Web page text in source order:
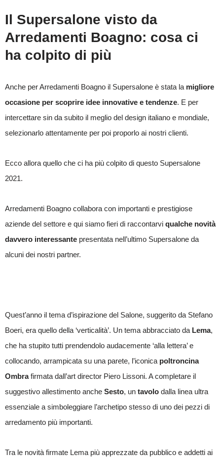
Il Supersalone visto da
Arredamenti Boagno: cosa ci
ha colpito di più
Anche per Arredamenti Boagno il Supersalone è stata la migliore
occasione per scoprire idee innovative e tendenze. E per
intercettare sin da subito il meglio del design italiano e mondiale,
selezionarlo attentamente per poi proporlo ai nostri clienti.
Ecco allora quello che ci ha più colpito di questo Supersalone
2021.
Arredamenti Boagno collabora con importanti e prestigiose
aziende del settore e qui siamo fieri di raccontarvi qualche novità
davvero interessante presentata nell’ultimo Supersalone da
alcuni dei nostri partner.
Quest’anno il tema d’ispirazione del Salone, suggerito da Stefano
Boeri, era quello della ‘verticalità’. Un tema abbracciato da Lema,
che ha stupito tutti prendendolo audacemente ‘alla lettera’ e
collocando, arrampicata su una parete, l’iconica poltroncina
Ombrafirmata dall’art director Piero Lissoni. A completare il
suggestivo allestimento anche Sesto, un tavolo dalla linea ultra
essenziale a simboleggiare l’archetipo stesso di uno dei pezzi di
arredamento più importanti.
Tra le novità firmate Lema più apprezzate da pubblico e addetti ai